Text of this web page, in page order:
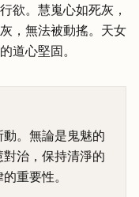
欲。慧嵬心如死灰，
，無法被動搖。天女
道心堅固。
。無論是鬼魅的
治，保持清淨的
重要性。